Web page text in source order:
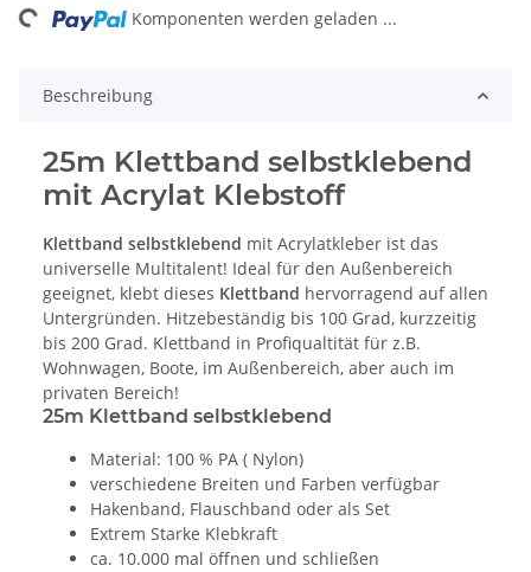
Komponenten werden geladen ...
Beschreibung
25m Klettband selbstklebend
mit Acrylat Klebstoff
Klettband selbstklebend mit Acrylatkleber ist das
universelle Multitalent! Ideal für den Außenbereich
geeignet, klebt dieses Klettband hervorragend auf allen
Untergründen. Hitzebeständig bis 100 Grad, kurzzeitig
bis 200 Grad. Klettband in Profiqualtität für z.B.
Wohnwagen, Boote, im Außenbereich, aber auch im
privaten Bereich!
25m Klettband selbstklebend
Material: 100 % PA ( Nylon)
verschiedene Breiten und Farben verfügbar
Hakenband, Flauschband oder als Set
Extrem Starke Klebkraft
ca. 10.000 mal öffnen und schließen